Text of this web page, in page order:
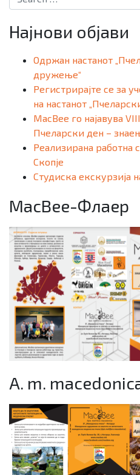
Најнови објави
Одржан настанот
дружење“
Регистрирајте се за
на настанот
MacBee го најавува
Пчеларски ден –
Реализирана работна
Скопје
Студиска екскурзија
MacBee-Флаер
A. m.